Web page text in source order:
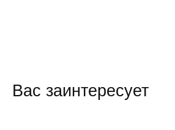
Вас заинтересует